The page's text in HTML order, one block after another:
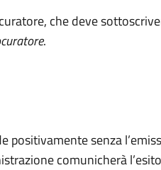
che deve
.
senza
comunicherà